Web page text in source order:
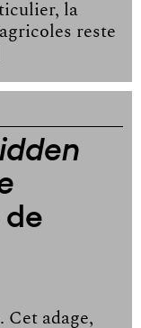
la
reste
de
Cet adage,